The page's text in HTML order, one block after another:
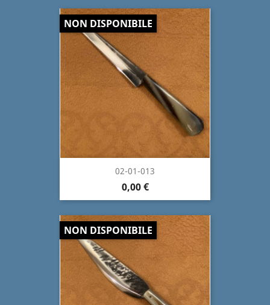
02-01-013
0,00 €
NON DISPONIBILE
NON DISPONIBILE